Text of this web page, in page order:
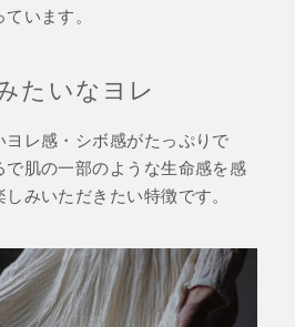
います。
たいなヨレ
レ感・シボ感がたっぷりで
肌の一部のような生命感を感
みいただきたい特徴です。